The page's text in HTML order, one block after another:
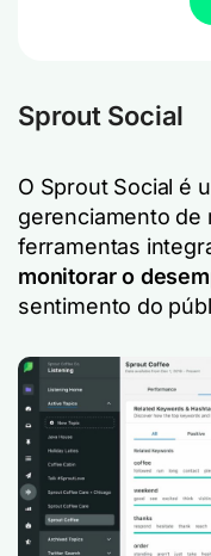
Sprout Social
O Sprout Social é
gerenciamento de
ferramentas
monitorar o
sentimento do